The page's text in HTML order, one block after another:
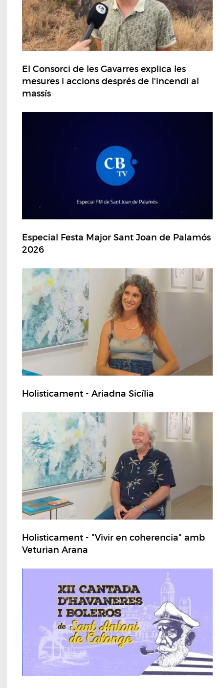
El Consorci de les Gavarres explica les
mesures i accions després de l'incendi al
massís
Especial Festa Major Sant Joan de Palamós
2026
Holisticament - Ariadna Sicília
Holisticament - "Vivir en coherencia" amb
Veturian Arana